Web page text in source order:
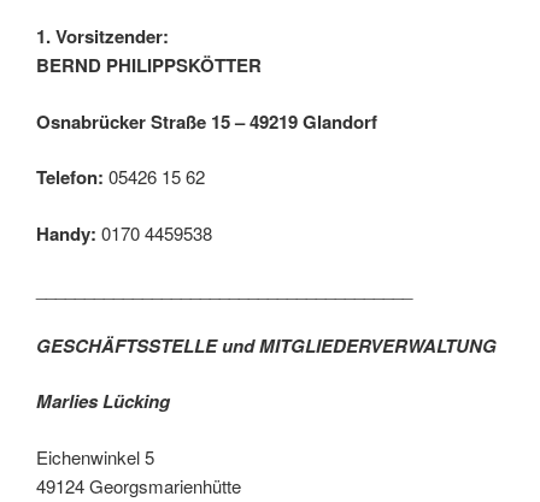
1. Vorsitzender:
BERND PHILIPPSKÖTTER
Osnabrücker Straße 15 – 49219 Glandorf
Telefon: 05426 15 62
Handy: 0170 4459538
GESCHÄFTSSTELLE und MITGLIEDERVERWALTUNG
Marlies Lücking
Eichenwinkel 5
49124 Georgsmarienhütte